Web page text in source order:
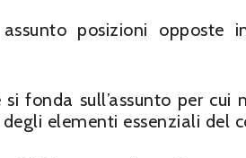
posizioni opposte
fonda sull’assunto per
elementi essenziali del